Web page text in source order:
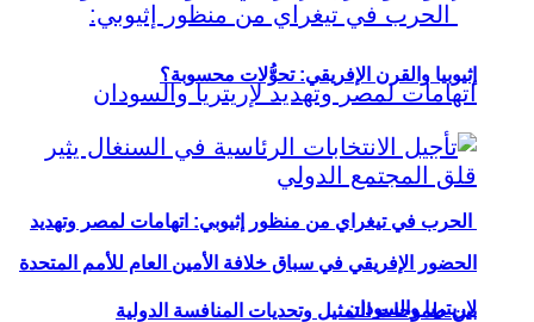
الحرب في تيغراي من منظور إثيوبي: اتهامات لمصر وتهديد
لإريتريا والسودان
إثيوبيا والقرن الإفريقي: تحوُّلات محسوبة؟
الحضور الإفريقي في سباق خلافة الأمين العام للأمم المتحدة
بين طموحات التمثيل وتحديات المنافسة الدولية